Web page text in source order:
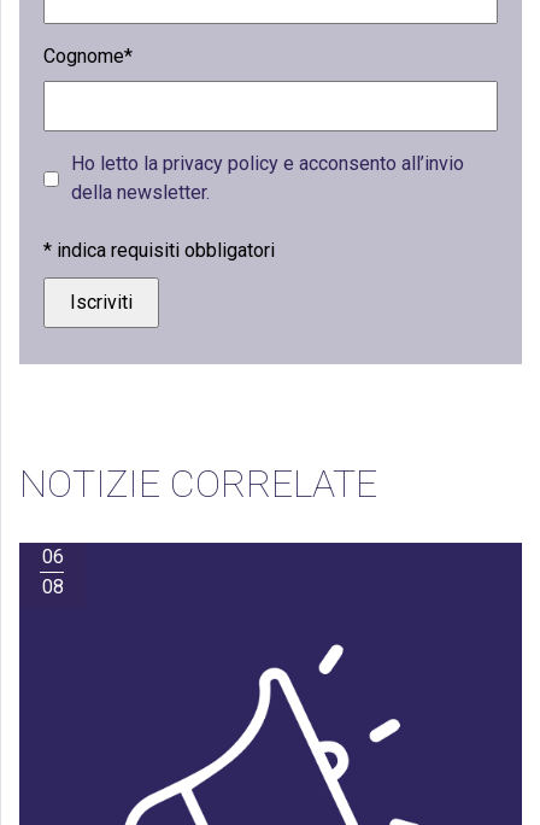
Cognome*
Ho letto la privacy policy e acconsento all’invio
della newsletter.
* indica requisiti obbligatori
NOTIZIE CORRELATE
06
08